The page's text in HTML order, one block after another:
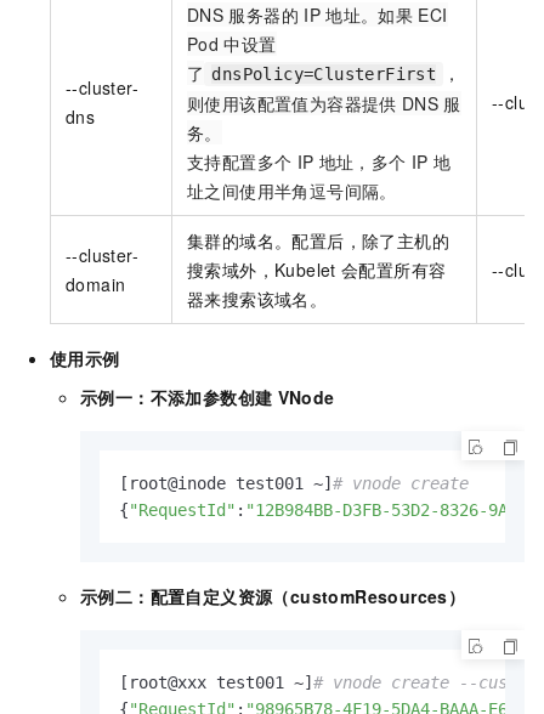
--cluster-
dns
DNS 服务器的 IP 地址。如果 ECI
Pod 中设置
了 dnsPolicy=ClusterFirst
，
则使用该配置值为容器提供 DNS 服
务。
支持配置多个 IP 地址，多个 IP 地
址之间使用半角逗号间隔。
--
--cluster-
domain
集群的域名。配置后，除了主机的
搜索域外，Kubelet 会配置所有容
器来搜索该域名。
--
使用示例
示例一：不添加参数创建 VNode
[root@inode test001 ~] # vnode create
{"RequestId" : "12B984BB-D3FB-53D2-8326-
示例二：配置自定义资源（customResources）
[root@xxx test001 ~] # vnode create --custom-
{"RequestId" : "98965B78-4F19-5DA4-BAAA-